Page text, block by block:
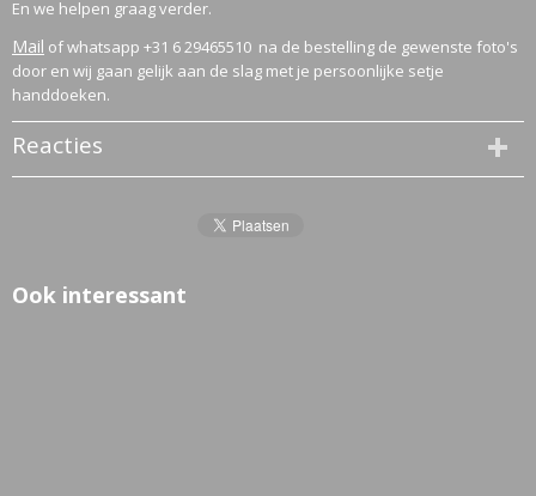
En we helpen graag verder.
Mail of whatsapp +31 6 29465510 na de bestelling de gewenste foto's
door en wij gaan gelijk aan de slag met je persoonlijke setje
handdoeken.
Reacties
Ook interessant